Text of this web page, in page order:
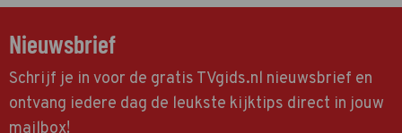
Nieuwsbrief
Schrijf je in voor de gratis TVgids.nl nieuwsbrief en
ontvang iedere dag de leukste kijktips direct in jouw
mailbox!